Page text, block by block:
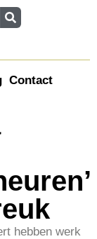
Contact
hebben werk